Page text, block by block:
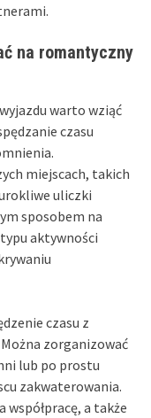
na romantyczny
warto wziąć
czasu
miejscach, takich
uliczki
sposobem na
aktywności
czasu z
Można zorganizować
lub po prostu
zakwaterowania.
współpracę, a także